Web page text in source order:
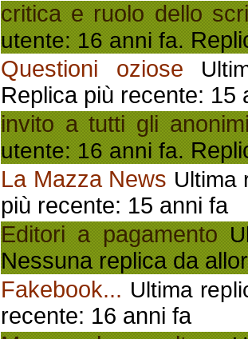
critica e ruolo dello
utente: 16 anni fa.
Questioni oziose
Replica più recente: 15
invito a tutti gli
utente: 16 anni fa.
La Mazza News Ultima
più recente: 15 anni fa
Editori a pagamento
Nessuna replica da
Fakebook... Ultima
recente: 16 anni fa